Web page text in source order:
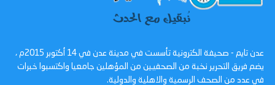
عدن تايم - صحيفة الكترونية تأسست في مدينة عدن في 14 أكتوبر 2015م ،
يضم فريق التحرير نخبة من الصحفيين من المؤهلين جامعيا واكتسبوا خبرات
في عدد من الصحف الرسمية والاهلية والدولية.